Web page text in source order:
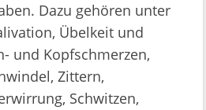
Dazu gehören unter
Übelkeit und
und Kopfschmerzen,
Zittern,
Schwitzen,